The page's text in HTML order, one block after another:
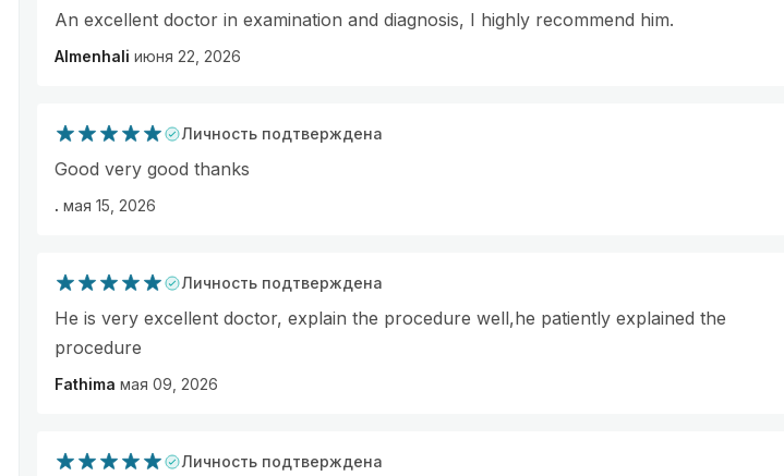
An excellent doctor in examination and diagnosis, I highly recommend him.
Almenhali июня 22, 2026
Личность подтверждена
Good very good thanks
. мая 15, 2026
Личность подтверждена
He is very excellent doctor, explain the procedure well,he patiently explained the
procedure
Fathima мая 09, 2026
Личность подтверждена